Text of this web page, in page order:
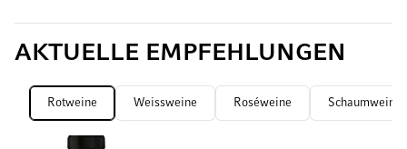
AKTUELLE EMPFEHLUNGEN
Rotweine Weissweine Roséweine Schaumweine